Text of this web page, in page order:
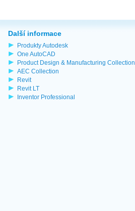
Další informace
Produkty Autodesk
One AutoCAD
Product Design & Manufacturing Collection
AEC Collection
Revit
Revit LT
Inventor Professional